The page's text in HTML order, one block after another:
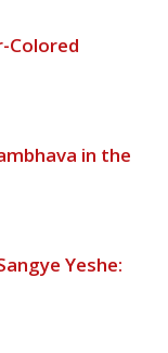
Colored
in the
Yeshe: